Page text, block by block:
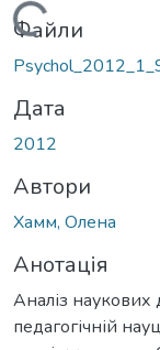
Вантажиться...
Файли
Дата
2012
Автори
Хамм, Олена
Анотація
Аналіз наукових
педагогічній